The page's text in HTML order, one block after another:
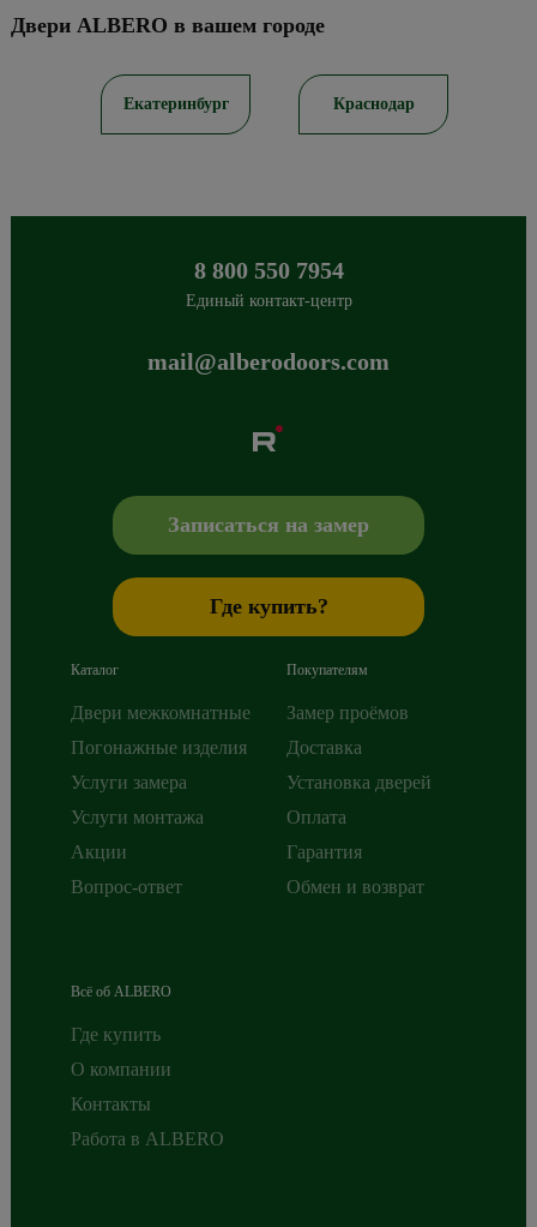
Двери ALBERO в вашем городе
Екатеринбург Краснодар
8 800 550 7954
Единый контакт-центр
mail@alberodoors.com
+7 800 765 43 42,mail@alberodoors.com
Записаться на замер
Где купить?
Каталог
Двери межкомнатные
Погонажные изделия
Услуги замера
Услуги монтажа
Акции
Вопрос-ответ
Покупателям
Замер проёмов
Доставка
Установка дверей
Оплата
Гарантия
Обмен и возврат
Всё об ALBERO
Где купить
О компании
Контакты
Работа в ALBERO